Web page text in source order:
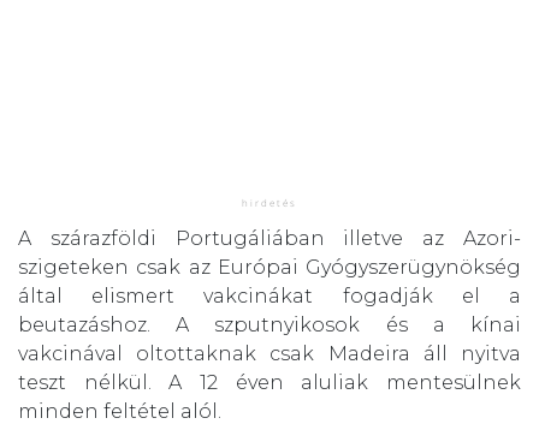
A szárazföldi Portugáliában illetve az Azori-
szigeteken csak az Európai Gyógyszerügynökség
által elismert vakcinákat fogadják el a
beutazáshoz. A szputnyikosok és a kínai
vakcinával oltottaknak csak Madeira áll nyitva
teszt nélkül. A 12 éven aluliak mentesülnek
minden feltétel alól.